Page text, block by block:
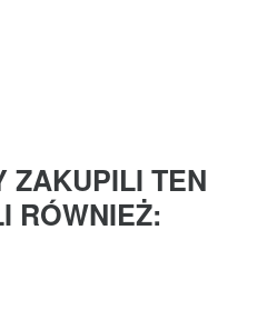
ZAKUPILI TEN
RÓWNIEŻ: